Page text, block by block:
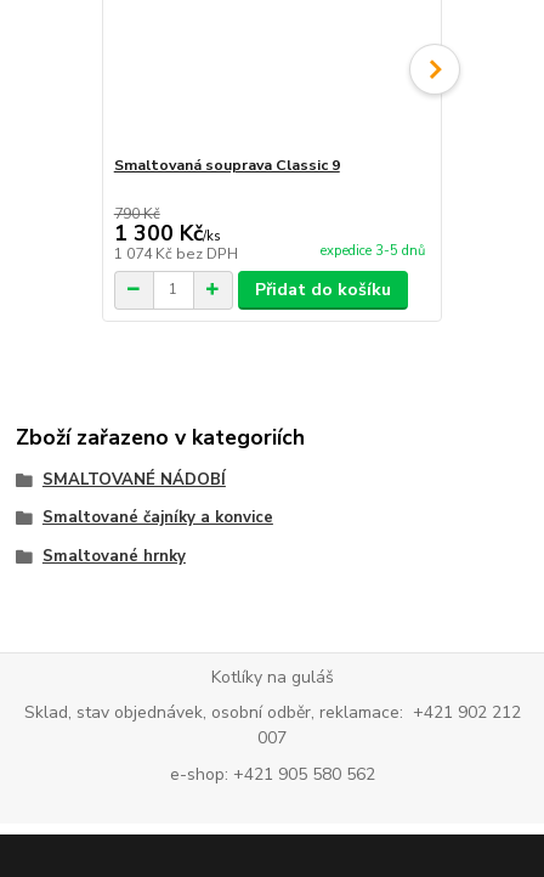
Smaltovaná souprava Classic 9
790 Kč
1 300 Kč/ks
1 074 Kč bez DPH expedice 3-5 dnů
Přidat do košíku
Zboží zařazeno v kategoriích
SMALTOVANÉ NÁDOBÍ
Smaltované čajníky a konvice
Smaltované hrnky
Kotlíky na guláš
Sklad, stav objednávek, osobní odběr, reklamace: +421 902 212
007
e-shop: +421 905 580 562